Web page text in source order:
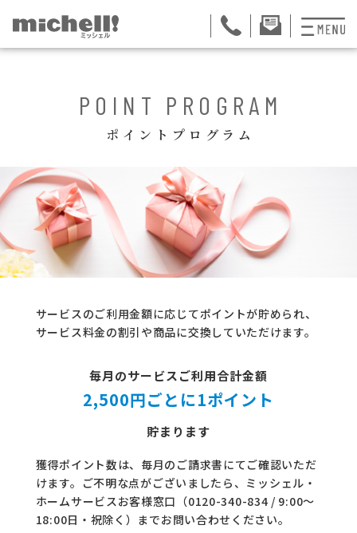
整理収納サービス
おためしサービス
サービス一覧
会社紹介
コラム
ご案内
家事スタッフ募集
働く仲間インタビュー
POINT PROGRAM
ポイントプログラム
サービスのご利用金額に応じてポイントが貯められ、
サービス料金の割引や商品に交換していただけます。
毎月のサービスご利用合計金額
2,500円ごとに1ポイント
貯まります
獲得ポイント数は、毎月のご請求書にてご確認いただ
けます。 ご不明な点がございましたら、ミッシェル・
ホームサービスお客様窓口（0120-340-834 / 9:00〜
18:00日・祝除く）までお問い合わせください。